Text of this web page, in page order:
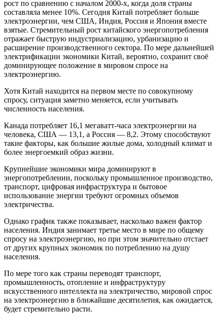
рост по сравнению с началом 2000-х, когда доля страны
составляла менее 10%. Сегодня Китай потребляет больше
электроэнергии, чем США, Индия, Россия и Япония вместе
взятые. Стремительный рост китайского энергопотребления
отражает быструю индустриализацию, урбанизацию и
расширение производственного сектора. По мере дальнейшей
электрификации экономики Китай, вероятно, сохранит своё
доминирующее положение в мировом спросе на
электроэнергию.
Хотя Китай находится на первом месте по совокупному
спросу, ситуация заметно меняется, если учитывать
численность населения.
Канада потребляет 16,1 мегаватт-часа электроэнергии на
человека, США — 13,1, а Россия — 8,2. Этому способствуют
такие факторы, как большие жилые дома, холодный климат и
более энергоемкий образ жизни.
Крупнейшие экономики мира доминируют в
энергопотреблении, поскольку промышленное производство,
транспорт, цифровая инфраструктура и бытовое
использование энергии требуют огромных объемов
электричества.
Однако график также показывает, насколько важен фактор
населения. Индия занимает третье место в мире по общему
спросу на электроэнергию, но при этом значительно отстает
от других крупных экономик по потреблению на душу
населения.
По мере того как страны переводят транспорт,
промышленность, отопление и инфраструктуру
искусственного интеллекта на электричество, мировой спрос
на электроэнергию в ближайшие десятилетия, как ожидается,
будет стремительно расти.